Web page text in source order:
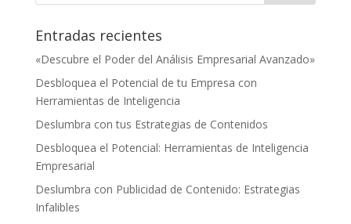
Entradas recientes
«Descubre el Poder del Análisis Empresarial Avanzado»
Desbloquea el Potencial de tu Empresa con
Herramientas de Inteligencia
Deslumbra con tus Estrategias de Contenidos
Desbloquea el Potencial: Herramientas de Inteligencia
Empresarial
Deslumbra con Publicidad de Contenido: Estrategias
Infalibles